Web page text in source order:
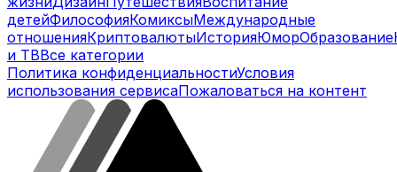
детейФилософияКомиксыМеждународные
отношенияКриптовалютыИсторияЮморОбразование
и ТВВсе категории
Политика конфиденциальностиУсловия
использования сервисаПожаловаться на контент